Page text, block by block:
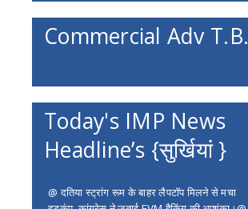
Commercial Adv T.B.
Today's IMP News
Headline’s {सुर्खियां }
@ दतिया स्ट्रांग रूम के बाहर लैपटॉप मिलने से मचा